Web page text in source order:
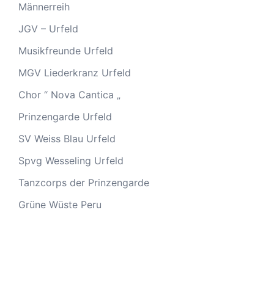
Männerreih
JGV – Urfeld
Musikfreunde Urfeld
MGV Liederkranz Urfeld
Chor “ Nova Cantica „
Prinzengarde Urfeld
SV Weiss Blau Urfeld
Spvg Wesseling Urfeld
Tanzcorps der Prinzengarde
Grüne Wüste Peru